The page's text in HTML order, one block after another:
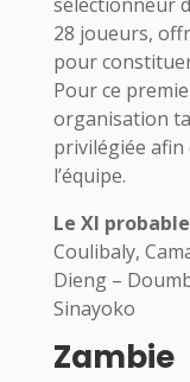
28 joueurs,
pour
Pour ce
organisation
privilégiée afin
l’équipe.
Le XI
Coulibaly,
Dieng –
Sinayoko
Zambie